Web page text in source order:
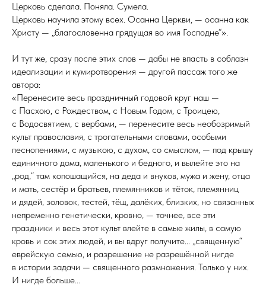
Церковь сделала. Поняла. Сумела.
Церковь научила этому всех. Осанна Церкви, — осанна как
Христу — „благословенна грядущая во имя Гос­подне“».
И тут же, сразу после этих слов — дабы не впасть в соблазн
идеализации и кумиротворения — другой пассаж того же
автора:
«Перенесите весь праздничный годовой круг наш —
с Пасхою, с Рождеством, с Новым Годом, с Троицею,
с Водосвятием, с вербами, — перенесите весь необозримый
культ православия, с трогательными словами, особыми
песнопениями, с музыкою, с духом, со смыслом, — под крышу
единичного дома, маленького и бедного, и вылейте это на
„род,“ там копошащийся, на деда и внуков, мужа и жену, отца
и мать, сестёр и братьев, племянников и тёток, племянниц
и дядей, золовок, тестей, тёщ, далёких, близких, но связанных
непременно генетически, кровно, — точнее, все эти
праздники и весь этот культ влейте в самые жилы, в самую
кровь и сок этих людей, и вы вдруг получите... „священную“
еврейскую семью, и разрешение не разрешённой нигде
в истории задачи — священного размножения. Только у них.
И нигде больше...